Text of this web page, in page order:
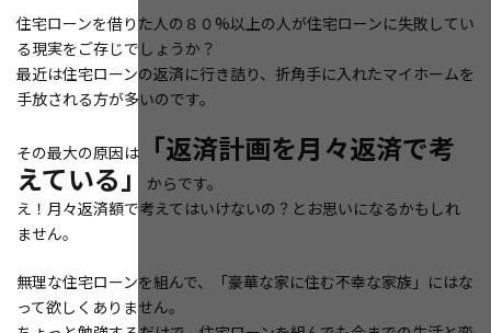
住宅ローンを借りた人の８０%以上の人が住宅ローンに失敗してい
る現実をご存じでしょうか？
最近は住宅ローンの返済に行き詰り、折角手に入れたマイホームを
手放される方が多いのです。
その最大の原因は
「返済計画を月々返済で考
えている」
からです。
え！月々返済額で考えてはいけないの？とお思いになるかもしれ
ません。
無理な住宅ローンを組んで、「豪華な家に住む不幸な家族」にはな
って欲しくありません。